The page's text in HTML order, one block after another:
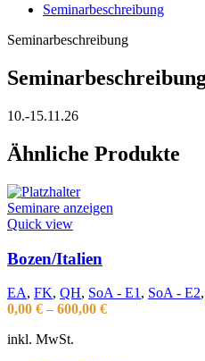
Seminarbeschreibung
Seminarbeschreibung
10.-15.11.26
Ähnliche Produkte
Seminare anzeigen
Quick view
Bozen/Italien
EA, FK, QH, SoA - E1, SoA - E2,
0,00 € – 600,00 €
inkl. MwSt.